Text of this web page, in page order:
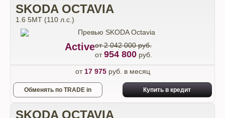
SKODA OCTAVIA
1.6 5МТ (110 л.с.)
Activeот 2 042 000 руб.
от954 800 руб.
от 17 975руб. в месяц
Обменять по TRADE in Купить в кредит
SKODA OCTAVIA